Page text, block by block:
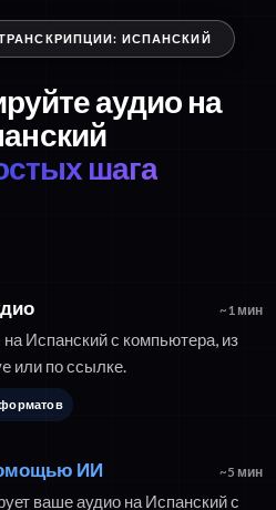
ИСПАНСКИЙ
аудио на
шага
~1 мин
Испанский с компьютера, из
или по ссылке.
ИИ ~5 мин
ваше аудио на Испанский с